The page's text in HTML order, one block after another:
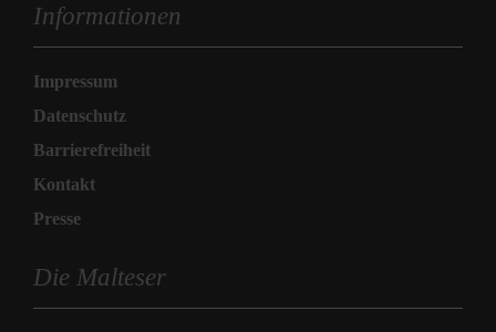
Informationen
Impressum
Datenschutz
Barrierefreiheit
Kontakt
Presse
Die Malteser